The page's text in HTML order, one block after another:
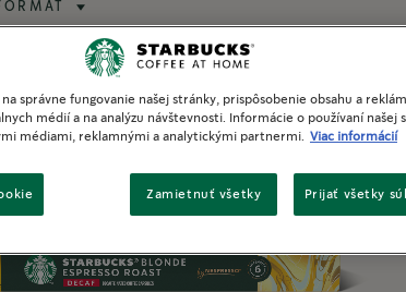
správne fungovanie našej stránky, prispôsobenie obsahu a reklám,
médií a na analýzu návštevnosti. Informácie o používaní našej
médiami, reklamnými a analytickými partnermi.
Viac informácií
Zamietnuť všetky Prijať všetky